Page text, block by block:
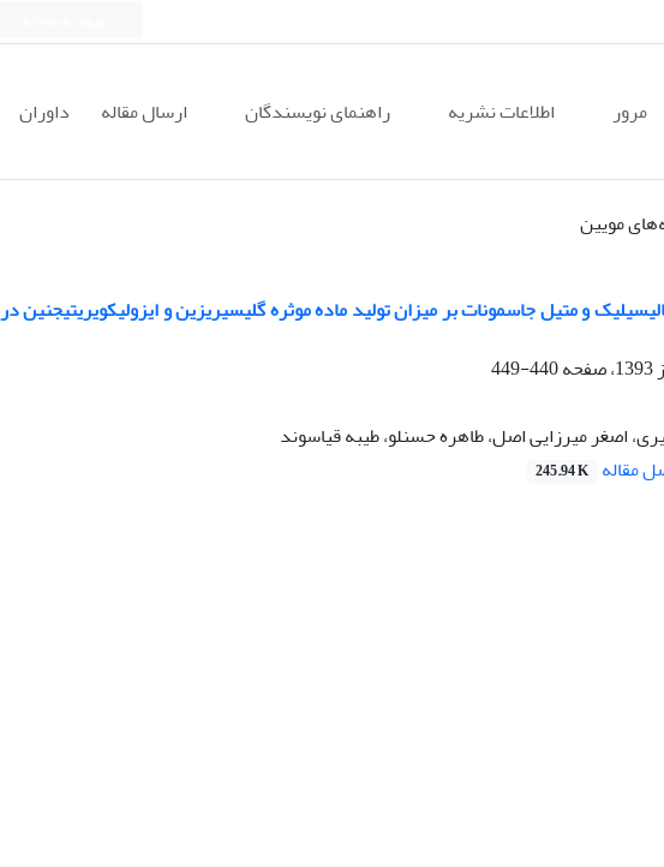
مرور اطلاعات نشریه راهنمای نویسندگان ارسال مقاله داوران
مویین
و متیل جاسمونات بر میزان تولید ماده موثره گلیسیریزین و
440-449
اصغر میرزایی اصل، طاهره حسنلو، طیبه قیاسوند
مقاله 245.94 K